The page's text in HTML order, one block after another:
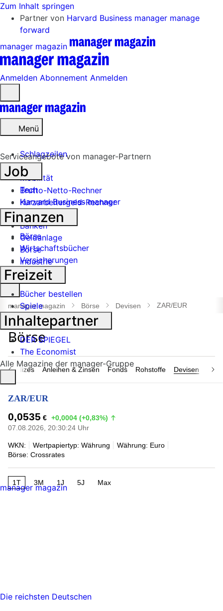
Zum Inhalt springen
Partner von Harvard Business manager manage
forward
manager magazin
Anmelden Abonnement Anmelden
öffnen
Menü
Schlagzeilen
Mobilität
Tech
Harvard Business manager
Handel
Banken
Geldanlage
Börse
Industrie
Suche
öffnen
manager magazin Börse Devisen ZAR/EUR
& Indizes Anleihen & Zinsen Fonds Rohstoffe Devisen
ZAR/EUR
0,0535 € +0,0004 (+0,83%)
07.08.2026, 20:30:24 Uhr
WKN: Wertpapiertyp: Währung
Währung: Euro
Börse: Crossrates
1T 3M 1J 5J Max
Serviceangebote von manager-Partnern
Job
Brutto-Netto-Rechner
Kurzarbeitergeld-Rechner
Finanzen
Börse
Wirtschaftsbücher
Versicherungen
Freizeit
Bücher bestellen
Spiele
Inhaltepartner
DER SPIEGEL
The Economist
Alle Magazine der manager-Gruppe
manager magazin
Die reichsten Deutschen